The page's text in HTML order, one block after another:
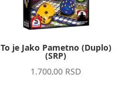
To je Jako Pametno (Duplo)
(SRP)
1.700,00 RSD